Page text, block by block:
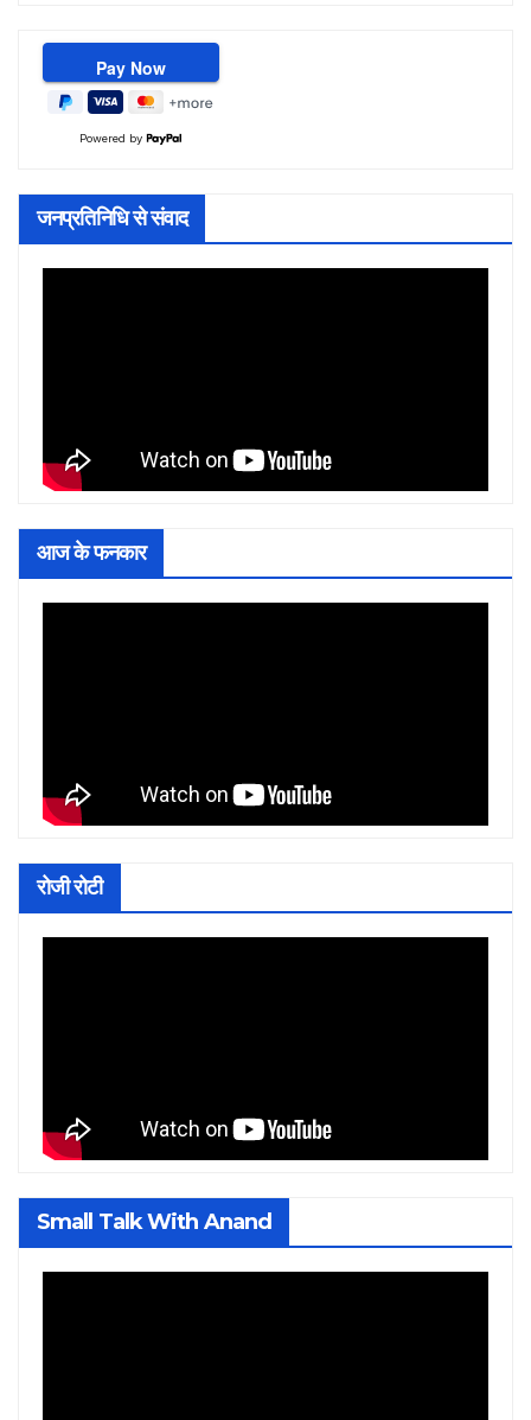
Powered by
जनप्रतिनिधि से संवाद
आज के फनकार
रोजी रोटी
Small Talk With Anand